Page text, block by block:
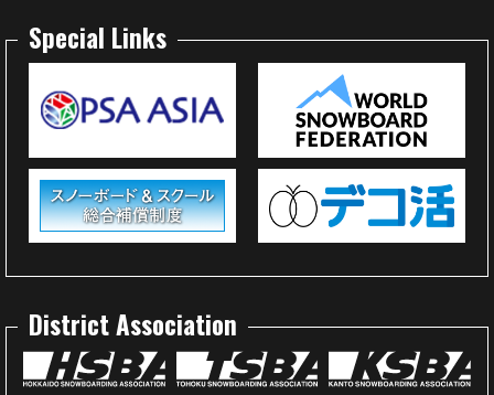
Special Links
District Association